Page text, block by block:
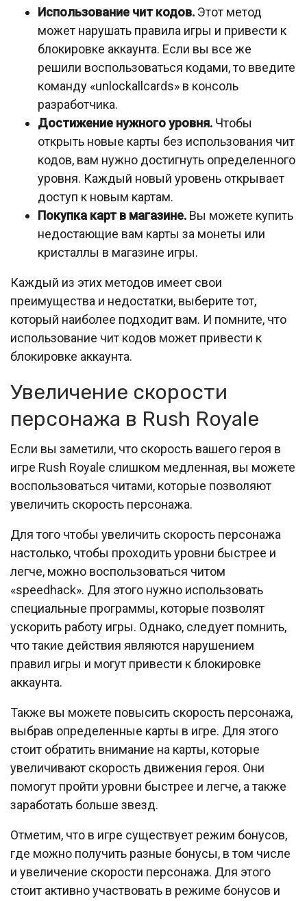
Использование чит кодов. Этот метод
может нарушать правила игры и привести к
блокировке аккаунта. Если вы все же
решили воспользоваться кодами, то введите
команду «unlockallcards» в консоль
разработчика.
Достижение нужного уровня. Чтобы
открыть новые карты без использования чит
кодов, вам нужно достигнуть определенного
уровня. Каждый новый уровень открывает
доступ к новым картам.
Покупка карт в магазине. Вы можете купить
недостающие вам карты за монеты или
кристаллы в магазине игры.
Каждый из этих методов имеет свои
преимущества и недостатки, выберите тот,
который наиболее подходит вам. И помните, что
использование чит кодов может привести к
блокировке аккаунта.
Увеличение скорости
персонажа в Rush Royale
Если вы заметили, что скорость вашего героя в
игре Rush Royale слишком медленная, вы можете
воспользоваться читами, которые позволяют
увеличить скорость персонажа.
Для того чтобы увеличить скорость персонажа
настолько, чтобы проходить уровни быстрее и
легче, можно воспользоваться читом
«speedhack». Для этого нужно использовать
специальные программы, которые позволят
ускорить работу игры. Однако, следует помнить,
что такие действия являются нарушением
правил игры и могут привести к блокировке
аккаунта.
Также вы можете повысить скорость персонажа,
выбрав определенные карты в игре. Для этого
стоит обратить внимание на карты, которые
увеличивают скорость движения героя. Они
помогут пройти уровни быстрее и легче, а также
заработать больше звезд.
Отметим, что в игре существует режим бонусов,
где можно получить разные бонусы, в том числе
и увеличение скорости персонажа. Для этого
стоит активно участвовать в режиме бонусов и